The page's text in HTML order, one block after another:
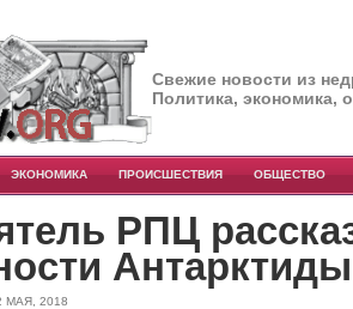
Свежие новости из
Политика, экономика,
ЭКОНОМИКА ПРОИСШЕСТВИЯ ОБЩЕСТВО
РПЦ
Антарктиды
МАЯ, 2018